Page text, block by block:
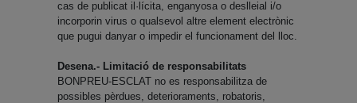
cas de publicat il·lícita, enganyosa o deslleial i/o
incorporin virus o qualsevol altre element electrònic
que pugui danyar o impedir el funcionament del lloc.
Desena.- Limitació de responsabilitats
BONPREU-ESCLAT no es responsabilitza de
possibles pèrdues, deterioraments, robatoris,